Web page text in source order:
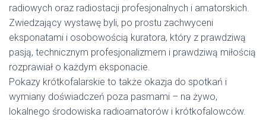
radiowych oraz radiostacji profesjonalnych i amatorskich.
Zwiedzający wystawę byli, po prostu zachwyceni
eksponatami i osobowością kuratora, który z prawdziwą
pasją, technicznym profesjonalizmem i prawdziwą miłością
rozprawiał o każdym eksponacie.
Pokazy krótkofalarskie to także okazja do spotkań i
wymiany doświadczeń poza pasmami – na żywo,
lokalnego środowiska radioamatorów i krótkofalowców.